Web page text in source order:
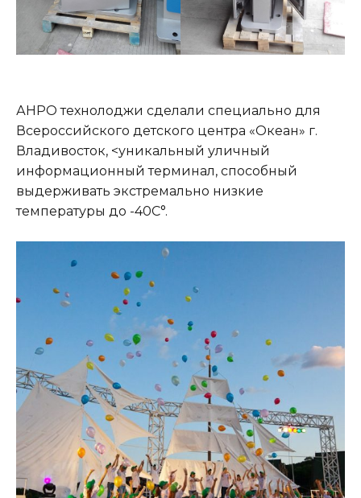
АНРО технолоджи сделали специально для
Всероссийского детского центра «Океан» г.
Владивосток, <уникальный уличный
информационный терминал, способный
выдерживать экстремально низкие
температуры до -40С°.